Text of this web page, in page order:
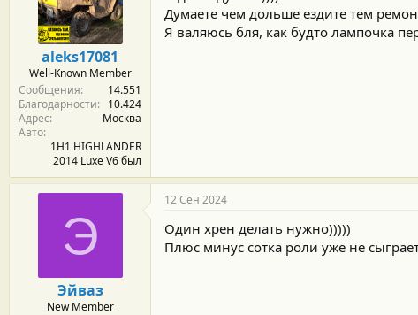
aleks17081
Well-Known Member
Сообщения
14.551
Благодарности
10.424
Адрес
Москва
Авто
1H1 HIGHLANDER
2014 Luxe V6 был
Думаете чем дольше ездите тем
Я валяюсь бля, как будто лампочка
Э
Эйваз
New Member
12 Сен 2024
Один хрен делать нужно)))))
Плюс минус сотка роли уже не